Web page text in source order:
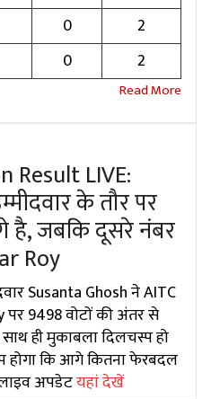
0
2
0 2
Result LIVE:
के तौर पर
जबकि दूसरे नंबर
Roy
Susanta Ghosh ने AITC
पर 9498 वोटों की अंतर से
ही मुकाबला दिलचस्प हो
कि आगे कितना फेरबदल
अपडेटयहां देखें